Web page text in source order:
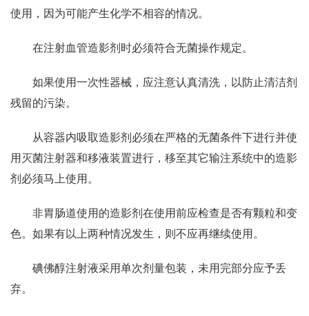
使用，因为可能产生化学不相容的情况。
在注射血管造影剂时必须符合无菌操作规定。
如果使用一次性器械，应注意认真清洗，以防止清洁剂
残留的污染。
从容器内吸取造影剂必须在严格的无菌条件下进行并使
用灭菌注射器和移液装置进行，移至其它输注系统中的造影
剂必须马上使用。
非胃肠道使用的造影剂在使用前应检查是否有颗粒和变
色。如果有以上两种情况发生，则不应再继续使用。
碘佛醇注射液采用单次剂量包装，未用完部分应予丢
弃。